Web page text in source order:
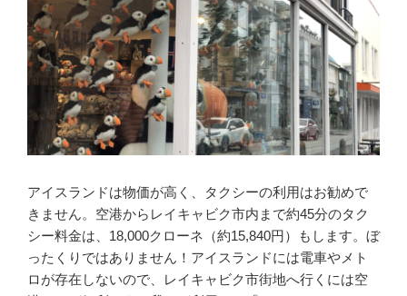
アイスランドは物価が高く、タクシーの利用はお勧めで
きません。空港からレイキャビク市内まで約45分のタク
シー料金は、18,000クローネ（約15,840円）もします。ぼ
ったくりではありません！アイスランドには電車やメト
ロが存在しないので、レイキャビク市街地へ行くには空